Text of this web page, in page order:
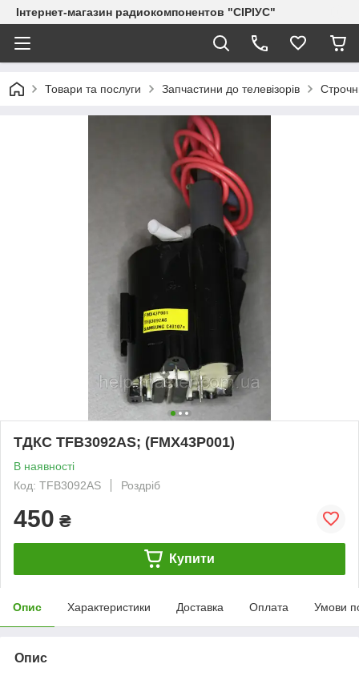
Інтернет-магазин радиокомпонентов "СІРІУС"
Товари та послуги Запчастини до телевізорів
ТДКС TFB3092AS; (FMX43P001)
В наявності
Код: TFB3092AS
Роздріб
450 ₴
Купити
Опис Характеристики Доставка Оплата Умови
Опис